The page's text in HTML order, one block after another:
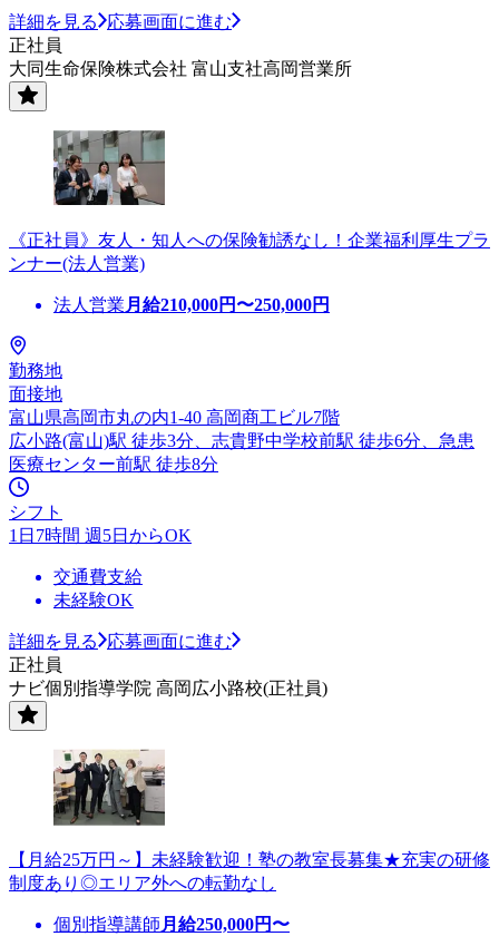
詳細を見る
応募画面に進む
正社員
大同生命保険株式会社 富山支社高岡営業所
《正社員》友人・知人への保険勧誘なし！企業福利厚生プラ
ンナー(法人営業)
法人営業 月給210,000円〜250,000円
勤務地
面接地
富山県高岡市丸の内1-40 高岡商工ビル7階
広小路(富山)駅 徒歩3分、志貴野中学校前駅 徒歩6分、急患
医療センター前駅 徒歩8分
シフト
1日7時間 週5日からOK
交通費支給
未経験OK
詳細を見る
応募画面に進む
正社員
ナビ個別指導学院 高岡広小路校(正社員)
【月給25万円～】未経験歓迎！塾の教室長募集★充実の研修
制度あり◎エリア外への転勤なし
個別指導講師 月給250,000円〜